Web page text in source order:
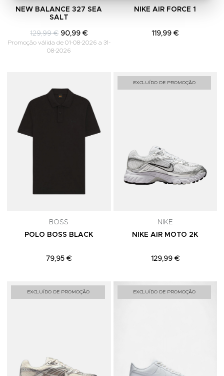
NEW BALANCE 327 SEA
SALT
129,99 € 90,99 €
Promoção válida de 01-08-2026 a 31-
08-2026
NIKE AIR FORCE 1
119,99 €
Adicionar aos Favoritos
BOSS
POLO BOSS BLACK
79,95 €
EXCLUÍDO DE PROMOÇÃO
NIKE
NIKE AIR MOTO 2K
129,99 €
EXCLUÍDO DE PROMOÇÃO Adicionar aos Favoritos
EXCLUÍDO DE PROMOÇÃO